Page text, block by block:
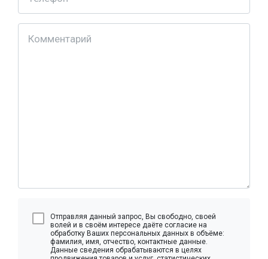
Отправляя данный запрос, Вы свободно, своей
волей и в своём интересе даёте согласие на
обработку Ваших персональных данных в объёме:
фамилия, имя, отчество, контактные данные.
Данные сведения обрабатываются в целях